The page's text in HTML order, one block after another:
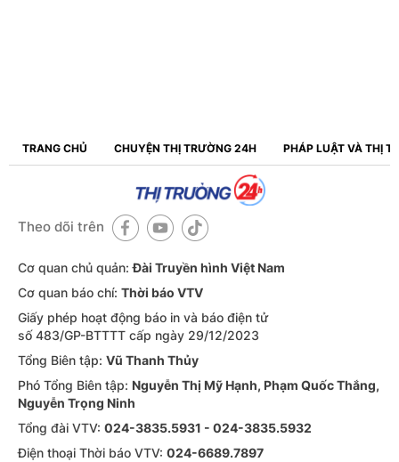
TRANG CHỦ CHUYỆN THỊ TRƯỜNG 24H PHÁP LUẬT VÀ THỊ
Theo dõi trên
Cơ quan chủ quản:Đài Truyền hình Việt Nam
Cơ quan báo chí: Thời báo VTV
Giấy phép hoạt động báo in và báo điện tử
số 483/GP-BTTTT cấp ngày 29/12/2023
Tổng Biên tập: Vũ Thanh Thủy
Phó Tổng Biên tập: Nguyễn Thị Mỹ Hạnh, Phạm Quốc Thắng,
Nguyễn Trọng Ninh
Tổng đài VTV: 024-3835.5931 - 024-3835.5932
Ðiện thoại Thời báo VTV: 024-6689.7897